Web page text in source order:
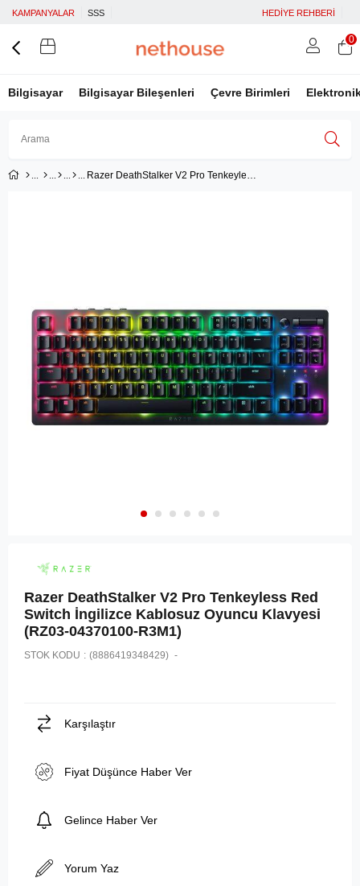
KAMPANYALAR SSS HEDİYE REHBERİ
Bilgisayar Bilgisayar Bileşenleri Çevre Birimleri
Facebook İle Bağlan
0
Razer DeathStalker V2 Pro Tenkeyless Red Switch İngilizce Kablosuz Oyuncu Klavyesi (RZ03-04370100-R3M1)
Razer DeathStalker V2 Pro Tenkeyless Red
Switch İngilizce Kablosuz Oyuncu Klavyesi
(RZ03-04370100-R3M1)
STOK KODU (8886419348429)
Karşılaştır
Fiyat Düşünce Haber Ver
Gelince Haber Ver
Yorum Yaz